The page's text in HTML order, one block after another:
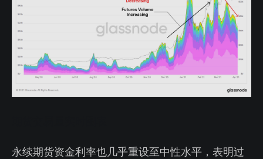
永续期货资金利率也几乎重设至中性水平，表明过